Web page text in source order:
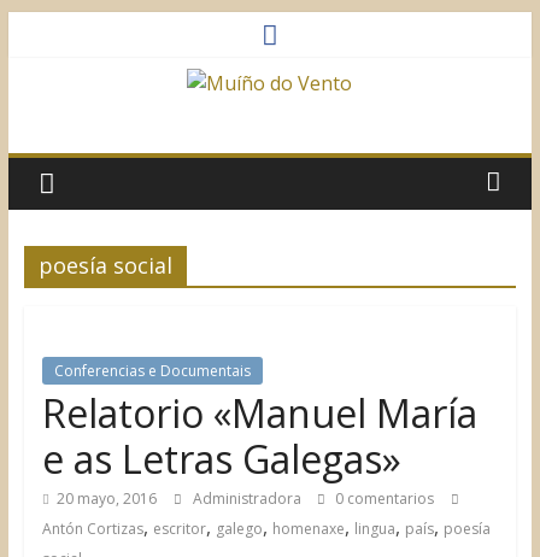
do
Vento
poesía social
Conferencias e Documentais
Relatorio «Manuel María
e as Letras Galegas»
20 mayo, 2016 Administradora
0 comentarios
Antón Cortizas, escritor, galego, homenaxe, lingua, país, poesía